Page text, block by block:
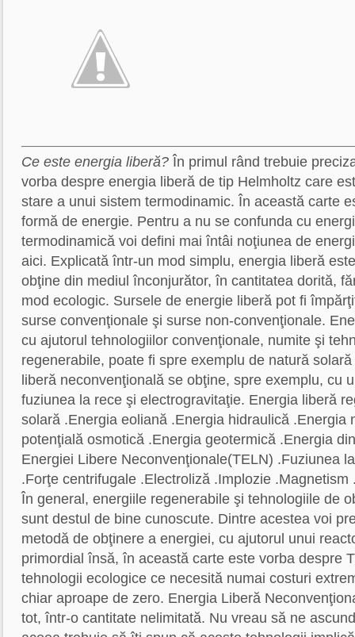
Ce este energia liberă? În primul rând trebuie
vorba despre energia liberă de tip Helmholtz care
stare a unui sistem termodinamic. În această carte
formă de energie. Pentru a nu se confunda cu
termodinamică voi defini mai întâi noţiunea de
aici. Explicată într-un mod simplu, energia liberă
obţine din mediul înconjurător, în cantitatea dorită,
mod ecologic. Sursele de energie liberă pot fi
surse convenţionale şi surse non-convenţionale.
cu ajutorul tehnologiilor convenţionale, numite şi
regenerabile, poate fi spre exemplu de natură
liberă neconvenţională se obţine, spre exemplu, cu
fuziunea la rece şi electrogravitaţie. Energia liberă
solară .Energia eoliană .Energia hidraulică .Energia
potenţială osmotică .Energia geotermică .Energia
Energiei Libere Neconvenţionale(TELN) .Fuziunea
.Forţe centrifugale .Electroliză .Implozie
În general, energiile regenerabile şi tehnologiile de
sunt destul de bine cunoscute. Dintre acestea voi
metodă de obţinere a energiei, cu ajutorul unui
primordial însă, în această carte este vorba despre
tehnologii ecologice ce necesită numai costuri
chiar aproape de zero. Energia Liberă
tot, într-o cantitate nelimitată. Nu vreau să ne